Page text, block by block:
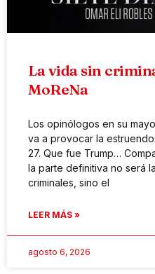
La vida sin
MoReNa
Los opinólogos en su
va a provocar la
27. Que fue Trump…
la parte definitiva no será
criminales, sino el
LEER MÁS »
agosto 6, 2026